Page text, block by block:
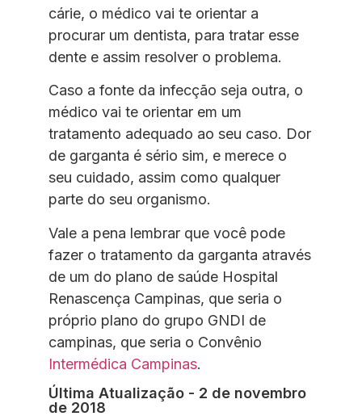
cárie, o médico vai te orientar a
procurar um dentista, para tratar esse
dente e assim resolver o problema.
Caso a fonte da infecção seja outra, o
médico vai te orientar em um
tratamento adequado ao seu caso. Dor
de garganta é sério sim, e merece o
seu cuidado, assim como qualquer
parte do seu organismo.
Vale a pena lembrar que você pode
fazer o tratamento da garganta através
de um do plano de saúde Hospital
Renascença Campinas, que seria o
próprio plano do grupo GNDI de
campinas, que seria o Convênio
Intermédica Campinas.
Última Atualização - 2 de novembro
de 2018